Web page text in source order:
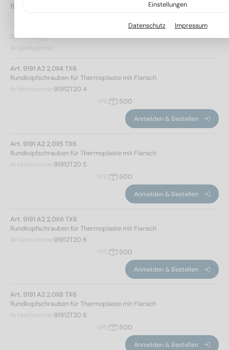
75 Artikel gefunden
Bezeichnung
Artikelnummer
VPE
Art. 9191 A2 2,0X4 TX6
Rundkopfschrauben für Thermoplaste mit Flansch
Artikelnummer 91912T20 4
VPE
500
Anmelden & Bestellen
Art. 9191 A2 2,0X5 TX6
Rundkopfschrauben für Thermoplaste mit Flansch
Artikelnummer 91912T20 5
VPE
500
Anmelden & Bestellen
Art. 9191 A2 2,0X6 TX6
Rundkopfschrauben für Thermoplaste mit Flansch
Artikelnummer 91912T20 6
VPE
500
Anmelden & Bestellen
Art. 9191 A2 2,0X8 TX6
Rundkopfschrauben für Thermoplaste mit Flansch
Artikelnummer 91912T20 8
VPE
500
Anmelden & Bestellen
Einstellungen
Datenschutz Impressum